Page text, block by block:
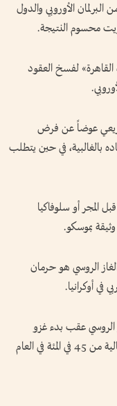
البرلمان الأوروبي والدول
محسوم النتيجة.
القاهرة» لفسخ العقود
عوضاً عن فرض
بالغالبية، في حين يتطلب
المجر أو سلوفاكيا
بموسكو.
الروسي هو حرمان
في أوكرانيا.
الروسي عقب بدء غزو
أوكرانيا. وتراجعت حصتها من واردات الغاز الإجمالية من 45 في المئة في العام